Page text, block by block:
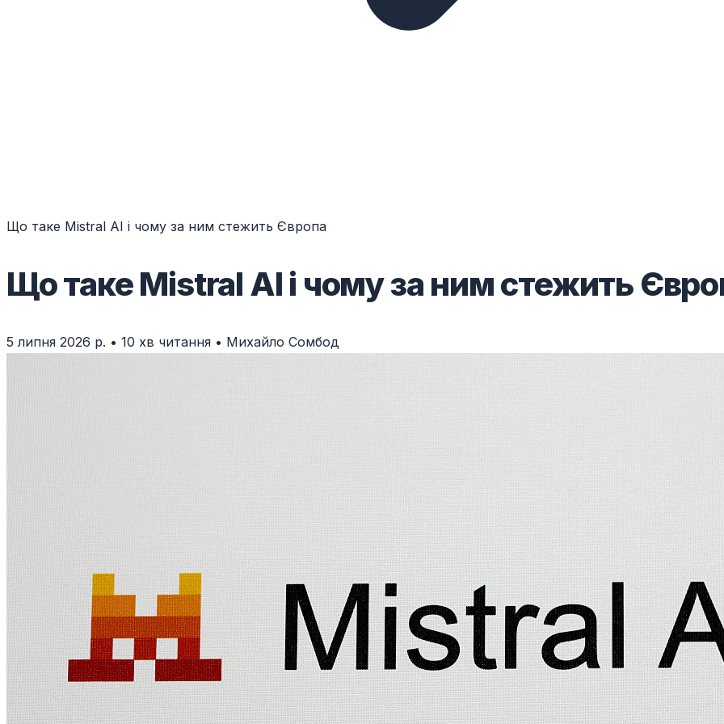
Що таке Mistral AI і чому за ним стежить Європа
Що таке Mistral AI і чому за ним стежить
5 липня 2026 р. • 10 хв читання • Михайло Сомбод